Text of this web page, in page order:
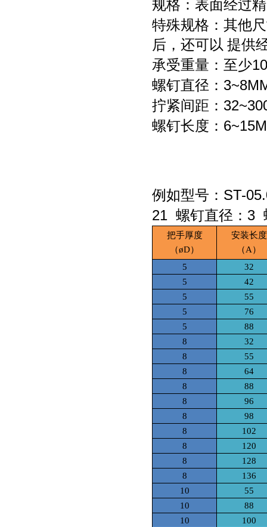
规格：表面经过
特殊规格：其他
后，还可以 提供
承受重量：至少
螺钉直径：
拧紧间距：
螺钉长度：
例如型号： ST-
21 螺钉直径： 3
把手厚度
（øD）
安装长度
（A）
5
32
5
42
5
55
5
76
5
88
8
32
8
55
8
64
8
88
8
96
8
98
8
102
8
120
8
128
8
136
10
55
10
88
10
100